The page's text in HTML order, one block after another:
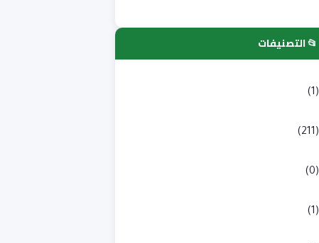
📂 التصنيفات
(1)
(211)
(0)
(1)